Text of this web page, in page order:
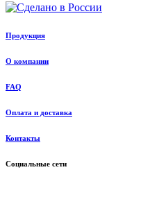
Продукция
О компании
FAQ
Оплата и доставка
Контакты
Социальные сети